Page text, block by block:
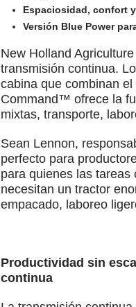
Espaciosidad, confort
Versión Blue Power
New Holland
transmisión continua.
cabina que combinan
Command™ ofrece la
mixtas, transporte,
Sean Lennon,
perfecto para
para quienes las
necesitan un tractor
empacado, laboreo
Productividad sin
continua